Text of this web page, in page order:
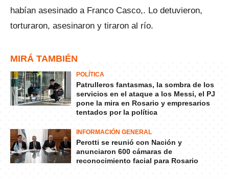
habían asesinado a Franco Casco,. Lo detuvieron,
torturaron, asesinaron y tiraron al río.
MIRÁ TAMBIÉN
POLÍTICA
Patrulleros fantasmas, la sombra de los
servicios en el ataque a los Messi, el PJ
pone la mira en Rosario y empresarios
tentados por la política
INFORMACIÓN GENERAL
Perotti se reunió con Nación y
anunciaron 600 cámaras de
reconocimiento facial para Rosario